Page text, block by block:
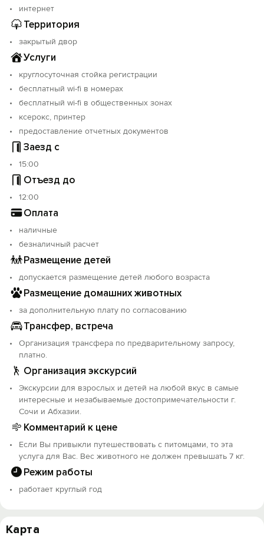
интернет
Территория
закрытый двор
Услуги
круглосуточная стойка регистрации
бесплатный wi-fi в номерах
бесплатный wi-fi в общественных зонах
ксерокс, принтер
предоставление отчетных документов
Заезд с
15:00
Отъезд до
12:00
Оплата
наличные
безналичный расчет
Размещение детей
допускается размещение детей любого возраста
Размещение домашних животных
за дополнительную плату по согласованию
Трансфер, встреча
Организация трансфера по предварительному запросу,
платно.
Организация экскурсий
Экскурсии для взрослых и детей на любой вкус в самые
интересные и незабываемые достопримечательности г.
Сочи и Абхазии.
Комментарий к цене
Если Вы привыкли путешествовать с питомцами, то эта
услуга для Вас. Вес животного не должен превышать 7 кг.
Режим работы
работает круглый год
Карта